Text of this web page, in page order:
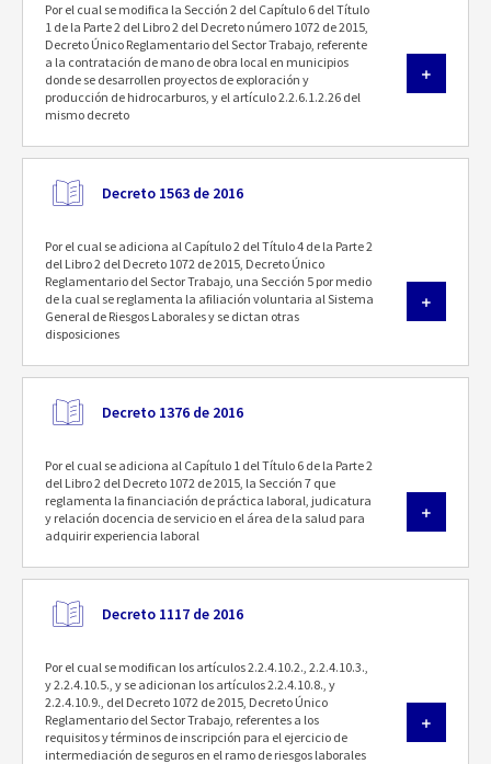
Por el cual se modifica la Sección 2 del Capítulo 6 del Título
1 de la Parte 2 del Libro 2 del Decreto número 1072 de 2015,
Decreto Único Reglamentario del Sector Trabajo, referente
a la contratación de mano de obra local en municipios
donde se desarrollen proyectos de exploración y
producción de hidrocarburos, y el artículo 2.2.6.1.2.26 del
mismo decreto
Decreto 1563 de 2016
Por el cual se adiciona al Capítulo 2 del Título 4 de la Parte 2
del Libro 2 del Decreto 1072 de 2015, Decreto Único
Reglamentario del Sector Trabajo, una Sección 5 por medio
de la cual se reglamenta la afiliación voluntaria al Sistema
General de Riesgos Laborales y se dictan otras
disposiciones
Decreto 1376 de 2016
Por el cual se adiciona al Capítulo 1 del Título 6 de la Parte 2
del Libro 2 del Decreto 1072 de 2015, la Sección 7 que
reglamenta la financiación de práctica laboral, judicatura
y relación docencia de servicio en el área de la salud para
adquirir experiencia laboral
Decreto 1117 de 2016
Por el cual se modifican los artículos 2.2.4.10.2., 2.2.4.10.3.,
y 2.2.4.10.5., y se adicionan los artículos 2.2.4.10.8., y
2.2.4.10.9., del Decreto 1072 de 2015, Decreto Único
Reglamentario del Sector Trabajo, referentes a los
requisitos y términos de inscripción para el ejercicio de
intermediación de seguros en el ramo de riesgos laborales